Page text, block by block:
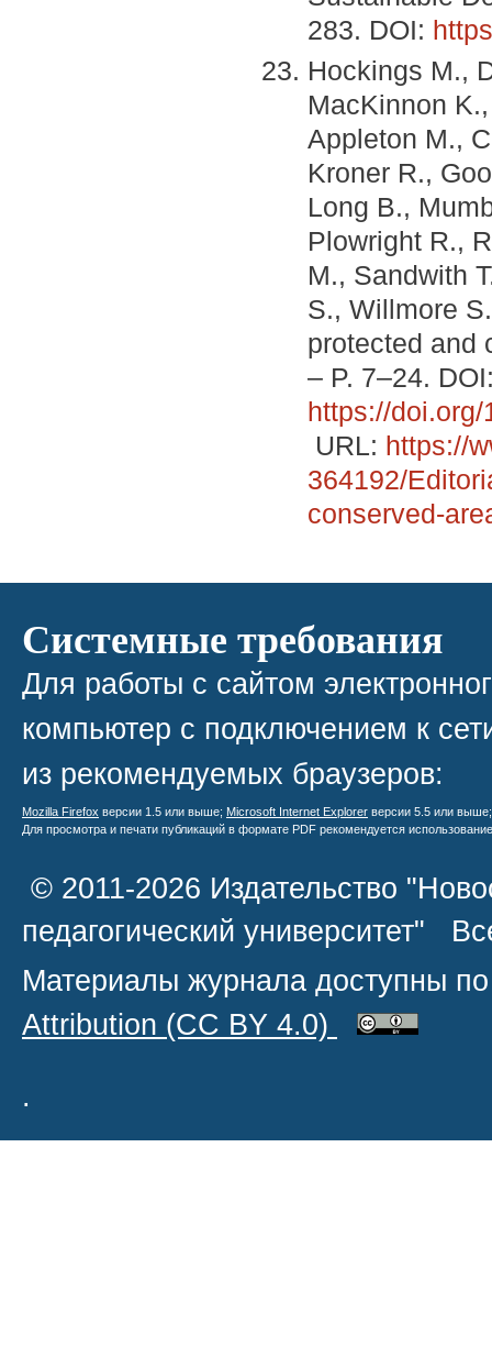
283. DOI:
Hockings M.,
MacKinnon
Appleton M.,
Kroner R.,
Long B.,
Plowright R.,
M., Sandwith
S., Willmore
protected and
– P. 7–24.
https://
URL: https://
364192/
conserved-
Системные требования
Для работы с сайтом
компьютер с подключением к
из рекомендуемых браузеров:
Mozilla Firefox версии 1.5 или выше; Microsoft Internet Explorer версии 5.5 или
Для просмотра и печати публикаций в формате PDF рекомендуется
© 2011-2026 Издательство
педагогический университет"
Материалы журнала доступны
Attribution (CC BY 4.0)
.